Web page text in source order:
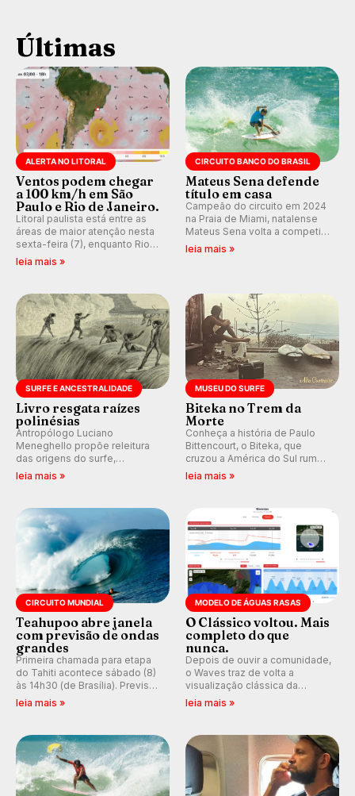
Últimas
ALERTA NO LITORAL
Ventos podem chegar
a 100 km/h em São
Paulo e Rio de Janeiro.
Litoral paulista está entre as
áreas de maior atenção nesta
sexta-feira (7), enquanto Rio
de Janeiro também recebe
km/h em Itanhaém.
leia mais »
CIRCUITO BANCO DO BRASIL
Mateus Sena defende
título em casa
Campeão do circuito em 2024
na Praia de Miami, natalense
Mateus Sena volta a competir
em casa em busca de manter a
leia mais »
SURFE E ANCESTRALIDADE
Livro resgata raízes
polinésias
Antropólogo Luciano
Meneghello propõe releitura
das origens do surfe,
resgatando a cultura polinésia
prática em esporte e indústria.
leia mais »
MUSEU DO SURFE
Biteka no Trem da
Morte
Conheça a história de Paulo
Bittencourt, o Biteka, que
cruzou a América do Sul rumo
ao Pacífico em uma jornada
leia mais »
CIRCUITO MUNDIAL
Teahupoo abre janela
com previsão de ondas
grandes
Primeira chamada para etapa
do Tahiti acontece sábado (8)
às 14h30 (de Brasília). Previsão
indica swell consistente.
Kelly Slater convidado.
leia mais »
MODELO DE ÁGUAS RASAS
O Clássico voltou. Mais
completo do que
nunca.
Depois de ouvir a comunidade,
o Waves traz de volta a
visualização clássica da
previsão de águas rasas,
ondas para até 16 dias.
leia mais »